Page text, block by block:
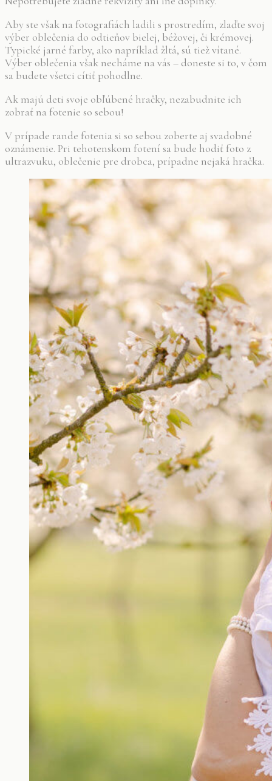
Aby ste však na fotografiách ladili s prostredím, zlaďte svoj
výber oblečenia do odtieňov bielej, béžovej, či krémovej.
Typické jarné farby, ako napríklad žltá, sú tiež vítané.
Výber oblečenia však necháme na vás – doneste si to, v čom
sa budete všetci cítiť pohodlne.
Ak majú deti svoje obľúbené hračky, nezabudnite ich
zobrať na fotenie so sebou!
V prípade rande fotenia si so sebou zoberte aj svadobné
oznámenie. Pri tehotenskom fotení sa bude hodiť foto z
ultrazvuku, oblečenie pre drobca, prípadne nejaká hračka.